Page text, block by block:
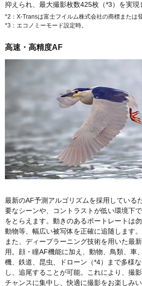
抑えられ、最大撮影枚数425枚（*3）を実現
*2：X-Transは富士フイルム株式会社の商標または
*3：エコノミーモード設定時。
高速・高精度AF
最新のAF予測アルゴリズムを採用している
要なシーンや、コントラストが低い環境下
をとらえます。動きのあるポートレートは
動物等、幅広い被写体を正確に追随します。
また、ディープラーニング技術を用いた最
用。顔・瞳AF機能に加え、動物、鳥類、車
機、鉄道、昆虫、ドローン（*4）まで多様
し、追尾することが可能。これにより、撮
チャンスに集中し、快適に撮影をお楽しみい